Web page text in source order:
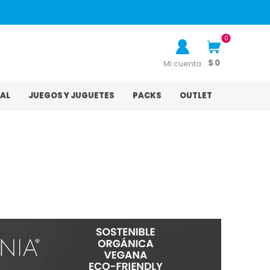
Mi cuenta
0
$ 0
JUEGOS Y JUGUETES PACKS OUTLET